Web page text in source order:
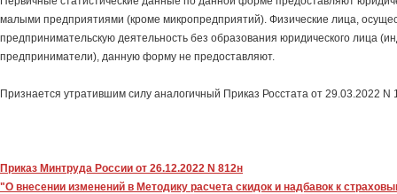
малыми предприятиями (кроме микропредприятий). Физические лица,
предпринимательскую деятельность без образования юридического лица
предприниматели), данную форму не предоставляют.
Признается утратившим силу аналогичный Приказ Росстата от 29.03.2022 N
Приказ Минтруда России от 26.12.2022 N 812н
"О внесении изменений в Методику расчета скидок и надбавок к